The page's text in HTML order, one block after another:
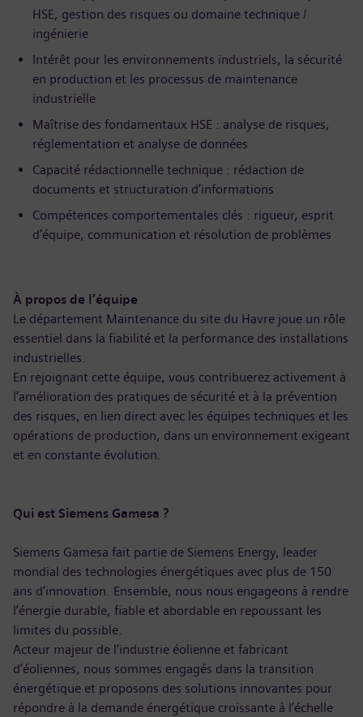
HSE, gestion des risques ou domaine technique /
ingénierie
Intérêt pour les environnements industriels, la sécurité
en production et les processus de maintenance
industrielle
Maîtrise des fondamentaux HSE : analyse de risques,
réglementation et analyse de données
Capacité rédactionnelle technique : rédaction de
documents et structuration d’informations
Compétences comportementales clés : rigueur, esprit
d’équipe, communication et résolution de problèmes
À propos de l’équipe
Le département Maintenance du site du Havre joue un rôle
essentiel dans la fiabilité et la performance des installations
industrielles.
En rejoignant cette équipe, vous contribuerez activement à
l’amélioration des pratiques de sécurité et à la prévention
des risques, en lien direct avec les équipes techniques et les
opérations de production, dans un environnement exigeant
et en constante évolution.
Qui est Siemens Gamesa ?
Siemens Gamesa fait partie de Siemens Energy, leader
mondial des technologies énergétiques avec plus de 150
ans d’innovation. Ensemble, nous nous engageons à rendre
l’énergie durable, fiable et abordable en repoussant les
limites du possible.
Acteur majeur de l’industrie éolienne et fabricant
d’éoliennes, nous sommes engagés dans la transition
énergétique et proposons des solutions innovantes pour
répondre à la demande énergétique croissante à l’échelle